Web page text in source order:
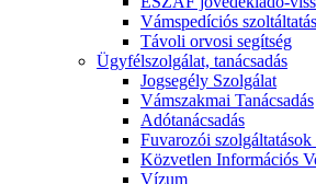
Vámspedíciós szoltáltatás
Távoli orvosi segítség
Ügyfélszolgálat, tanácsadás
Jogsegély Szolgálat
Vámszakmai Tanácsadás
Adótanácsadás
Fuvarozói szolgáltatások
Közvetlen Információs
Vízum